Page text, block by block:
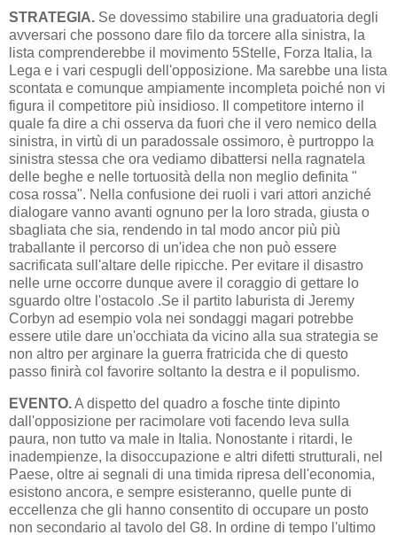
STRATEGIA. Se dovessimo stabilire una graduatoria degli
avversari che possono dare filo da torcere alla sinistra, la
lista comprenderebbe il movimento 5Stelle, Forza Italia, la
Lega e i vari cespugli dell'opposizione. Ma sarebbe una lista
scontata e comunque ampiamente incompleta poiché non vi
figura il competitore più insidioso. Il competitore interno il
quale fa dire a chi osserva da fuori che il vero nemico della
sinistra, in virtù di un paradossale ossimoro, è purtroppo la
sinistra stessa che ora vediamo dibattersi nella ragnatela
delle beghe e nelle tortuosità della non meglio definita "
cosa rossa". Nella confusione dei ruoli i vari attori anziché
dialogare vanno avanti ognuno per la loro strada, giusta o
sbagliata che sia, rendendo in tal modo ancor più più
traballante il percorso di un'idea che non può essere
sacrificata sull'altare delle ripicche. Per evitare il disastro
nelle urne occorre dunque avere il coraggio di gettare lo
sguardo oltre l'ostacolo .Se il partito laburista di Jeremy
Corbyn ad esempio vola nei sondaggi magari potrebbe
essere utile dare un'occhiata da vicino alla sua strategia se
non altro per arginare la guerra fratricida che di questo
passo finirà col favorire soltanto la destra e il populismo.
EVENTO.A dispetto del quadro a fosche tinte dipinto
dall'opposizione per racimolare voti facendo leva sulla
paura, non tutto va male in Italia. Nonostante i ritardi, le
inadempienze, la disoccupazione e altri difetti strutturali, nel
Paese, oltre ai segnali di una timida ripresa dell'economia,
esistono ancora, e sempre esisteranno, quelle punte di
eccellenza che gli hanno consentito di occupare un posto
non secondario al tavolo del G8. In ordine di tempo l'ultimo